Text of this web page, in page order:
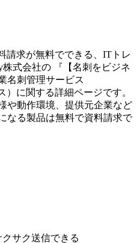
請求が無料でできる、ITトレ
株式会社の 『 【名刺をビジネ
名刺管理サービス
）に関する詳細ページです。
や動作環境、提供元企業など
なる製品は無料で資料請求で
サク送信できる